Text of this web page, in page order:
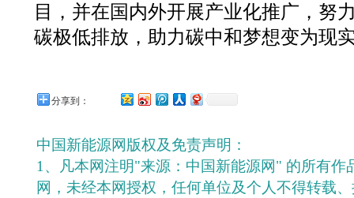
目，并在国内外开展产业化推广，努
碳极低排放，助力碳中和梦想变为现
分享到：
中国新能源网版权及免责声明：
1、凡本网注明"来源：中国新能源网" 的所有作
网，未经本网授权，任何单位及个人不得转载